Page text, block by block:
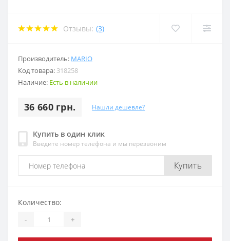
Отзывы: (3)
Производитель: MARIO
Код товара: 318258
Наличие: Есть в наличии
36 660 грн. Нашли дешевле?
Купить в один клик
Введите номер телефона и мы перезвоним
Купить
Количество:
- +